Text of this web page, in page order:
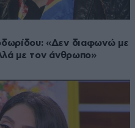
«Δεν διαφωνώ με
με τον άνθρωπο»